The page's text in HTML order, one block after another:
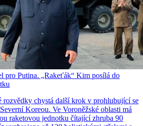
pro Putina. „Rakeťák“ Kim posílá do
rozvědky chystá další krok v prohlubující se
Koreou. Ve Voroněžské oblasti má
raketovou jednotku čítající zhruba 90